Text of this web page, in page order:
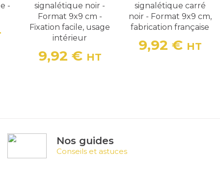
-
signalétique noir -
Format 9x9 cm -
Fixation facile, usage
intérieur
Prix
9,92 € HT
signalétique carré
noir - Format 9x9 cm,
fabrication française
Prix
9,92 € HT
Nos guides
Conseils et astuces